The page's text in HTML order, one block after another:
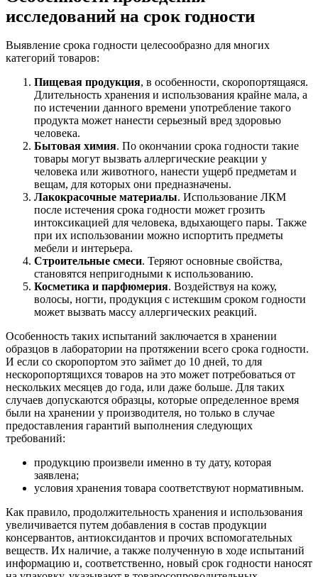
исследований на срок годности
Выявление срока годности целесообразно для многих
категорий товаров:
Пищевая продукция, в особенности, скоропортящаяся.
Длительность хранения и использования крайне мала, а
по истечении данного времени употребление такого
продукта может нанести серьезный вред здоровью
человека.
Бытовая химия. По окончании срока годности такие
товары могут вызвать аллергические реакции у
человека или животного, нанести ущерб предметам и
вещам, для которых они предназначены.
Лакокрасочные материалы. Использование ЛКМ
после истечения срока годности может грозить
интоксикацией для человека, вдыхающего пары. Также
при их использовании можно испортить предметы
мебели и интерьера.
Строительные смеси. Теряют основные свойства,
становятся непригодными к использованию.
Косметика и парфюмерия. Воздействуя на кожу,
волосы, ногти, продукция с истекшим сроком годности
может вызвать массу аллергических реакций.
Особенность таких испытаний заключается в хранении
образцов в лаборатории на протяжении всего срока годности.
И если со скоропортом это займет до 10 дней, то для
нескоропортящихся товаров на это может потребоваться от
нескольких месяцев до года, или даже больше. Для таких
случаев допускаются образцы, которые определенное время
были на хранении у производителя, но только в случае
предоставления гарантий выполнения следующих
требований:
продукцию произвели именно в ту дату, которая
заявлена;
условия хранения товара соответствуют нормативным.
Как правило, продолжительность хранения и использования
увеличивается путем добавления в состав продукции
консервантов, антиоксидантов и прочих вспомогательных
веществ. Их наличие, а также полученную в ходе испытаний
информацию и, соответственно, новый срок годности наносят